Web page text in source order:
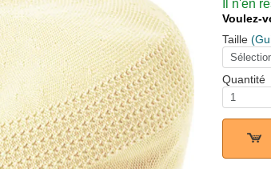
Il n'en
Voulez-
Taille
Quantité